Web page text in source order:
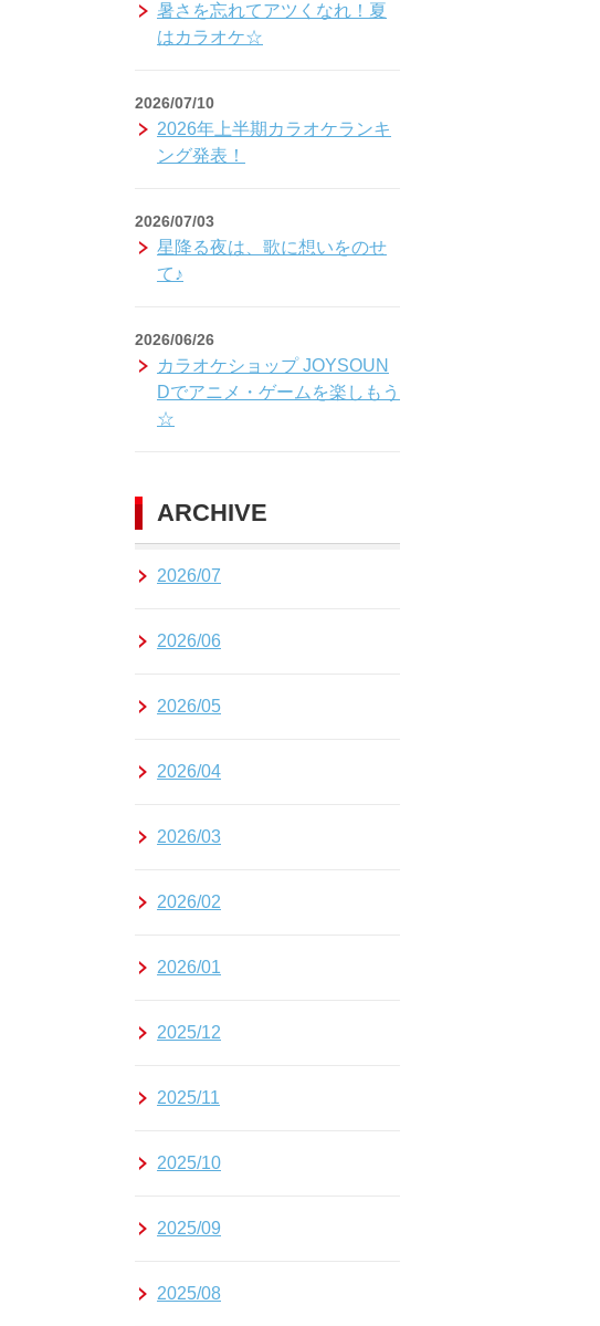
暑さを忘れてアツくなれ！夏
はカラオケ☆
2026/07/10
2026年上半期カラオケランキ
ング発表！
2026/07/03
星降る夜は、歌に想いをのせ
て♪
2026/06/26
カラオケショップ JOYSOUN
Dでアニメ・ゲームを楽しもう
☆
ARCHIVE
2026/07
2026/06
2026/05
2026/04
2026/03
2026/02
2026/01
2025/12
2025/11
2025/10
2025/09
2025/08